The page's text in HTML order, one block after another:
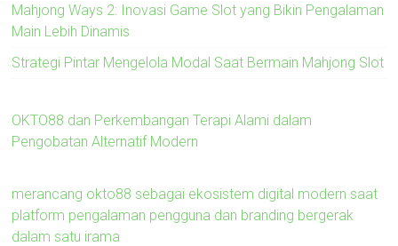
Mahjong Ways 2: Inovasi Game Slot yang Bikin Pengalaman
Main Lebih Dinamis
Strategi Pintar Mengelola Modal Saat Bermain Mahjong Slot
OKTO88 dan Perkembangan Terapi Alami dalam
Pengobatan Alternatif Modern
merancang okto88 sebagai ekosistem digital modern saat
platform pengalaman pengguna dan branding bergerak
dalam satu irama